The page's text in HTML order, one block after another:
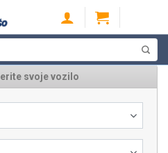
svoje vozilo